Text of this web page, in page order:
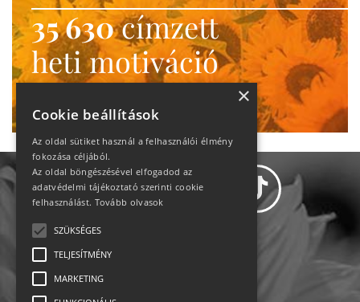
35 630címzett
heti motiváció
Ne maradj le!
×
Cookie beállítások
Az oldal sütiket használ a felhasználói élmény
fokozása céljából.
Az oldal böngészésével elfogadod az
adatvédelmi tájékoztató szerinti cookie
felhasználást. Tovább olvasok
SZÜKSÉGES
TELJESÍTMÉNY
MARKETING